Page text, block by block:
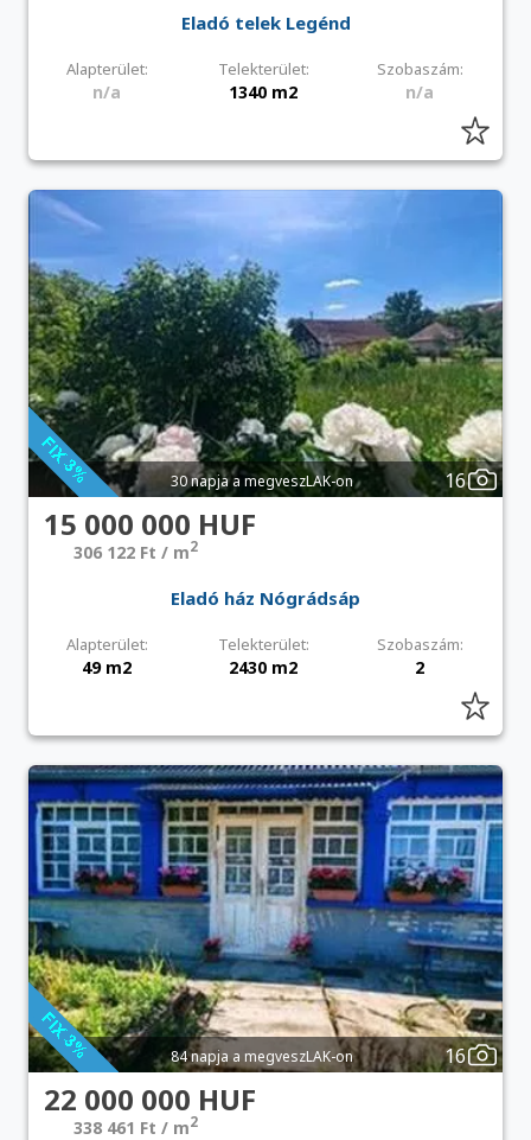
Eladó telek Legénd
Alapterület: Telekterület: Szobaszám:
n/a 1340 m2 n/a
30 napja a megveszLAK-on 16
15 000 000 HUF
306 122 Ft / m2
Eladó ház Nógrádsáp
Alapterület: Telekterület: Szobaszám:
49 m2 2430 m2 2
84 napja a megveszLAK-on 16
22 000 000 HUF
338 461 Ft / m2